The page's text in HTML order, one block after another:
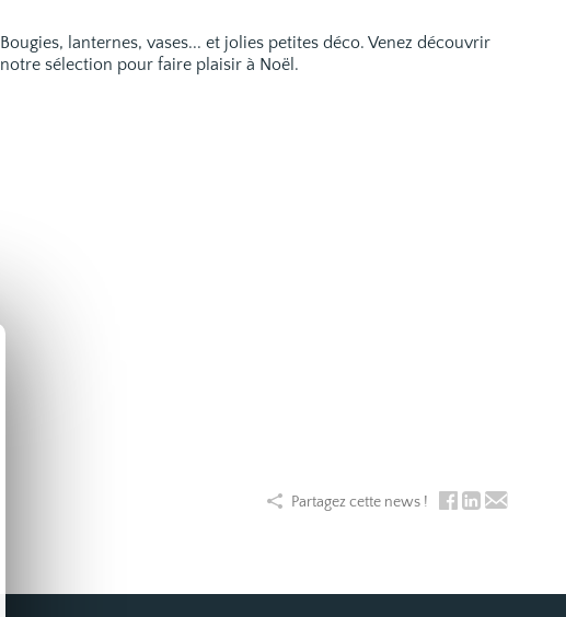
Bougies, lanternes, vases... et jolies petites déco. Venez découvrir
notre sélection pour faire plaisir à Noël.
Partagez cette news !